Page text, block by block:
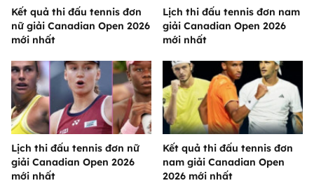
Kết quả thi đấu tennis đơn
nữ giải Canadian Open 2026
mới nhất
Lịch thi đấu tennis đơn nam
giải Canadian Open 2026
mới nhất
Lịch thi đấu tennis đơn nữ
giải Canadian Open 2026
mới nhất
Kết quả thi đấu tennis đơn
nam giải Canadian Open
2026 mới nhất